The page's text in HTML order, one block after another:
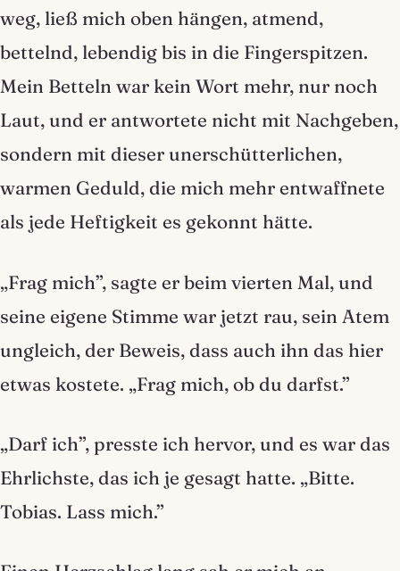
weg, ließ mich oben hängen, atmend,
bettelnd, lebendig bis in die Fingerspitzen.
Mein Betteln war kein Wort mehr, nur noch
Laut, und er antwortete nicht mit Nachgeben,
sondern mit dieser unerschütterlichen,
warmen Geduld, die mich mehr entwaffnete
als jede Heftigkeit es gekonnt hätte.
„Frag mich”, sagte er beim vierten Mal, und
seine eigene Stimme war jetzt rau, sein Atem
ungleich, der Beweis, dass auch ihn das hier
etwas kostete. „Frag mich, ob du darfst.”
„Darf ich”, presste ich hervor, und es war das
Ehrlichste, das ich je gesagt hatte. „Bitte.
Tobias. Lass mich.”